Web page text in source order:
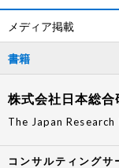
メディア掲載
書籍
株式会社日本総合
The Japan
コンサルティングサ